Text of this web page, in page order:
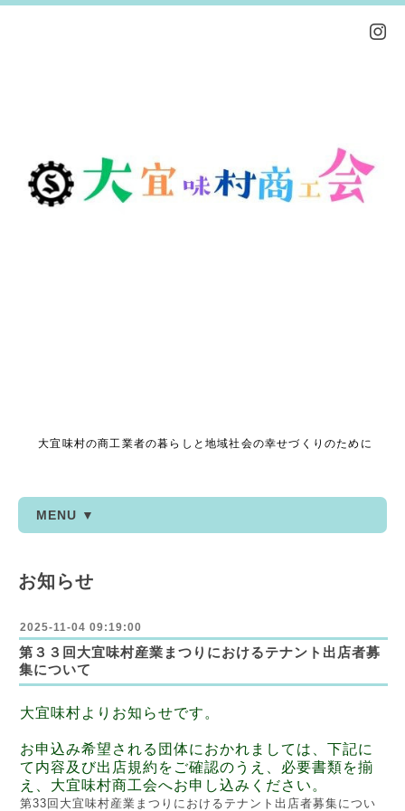
大宜味村の商工業者の暮らしと地域社会の幸せづくりのために
MENU ▼
お知らせ
2025-11-04 09:19:00
第３３回大宜味村産業まつりにおけるテナント出店者募
集について
大宜味村よりお知らせです。
お申込み希望される団体におかれましては、下記に
て内容及び出店規約をご確認のうえ、必要書類を揃
え、大宜味村商工会へお申し込みください。
第33回大宜味村産業まつりにおけるテナント出店者募集につい